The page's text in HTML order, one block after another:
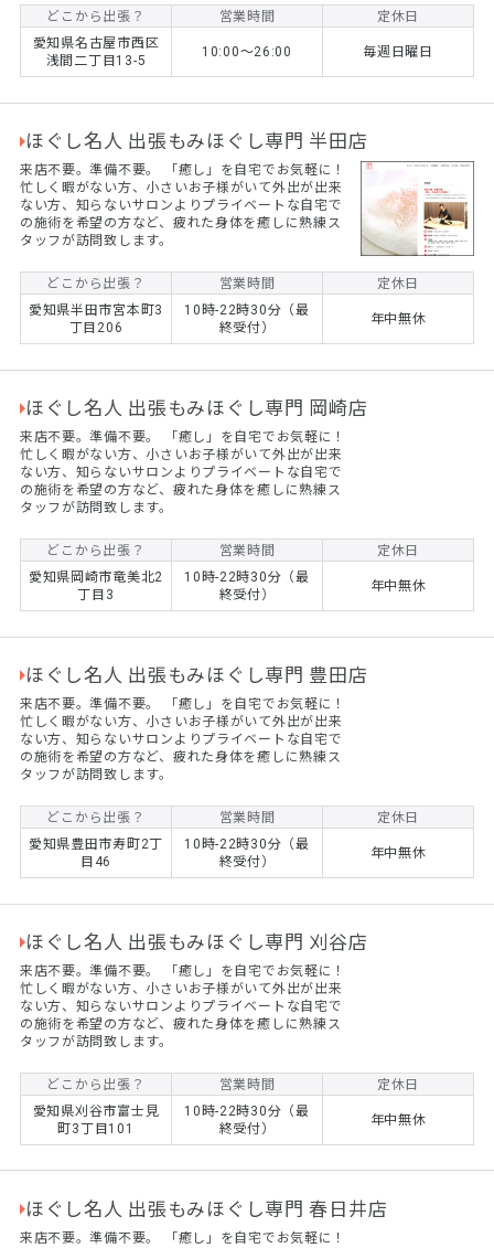
を迎えることができました。 オープンから延１万
9000人以上の身体をストレッチしてきたメンテナン
スのプロだからこそ出来るこだわりの技術で あなた
の大切なお身体の不安に真摯に向き合い、元気で楽
しく前向きな生活をしていただく為の身体作りを実
どこから出張？ 営業時間
定休日
愛知県名古屋市西区
浅間二丁目13-5
10:00〜26:00 毎週日曜日
ほぐし名人 出張もみほぐし専門 半田店
来店不要。準備不要。 ​「癒し」を自宅でお気軽に！
忙しく暇がない方、小さいお子様がいて外出が出来
ない方、知らないサロンよりプライベートな自宅で
の施術を希望の方など、疲れた身体を癒しに熟練ス
タッフが訪問致します。
どこから出張？ 営業時間
定休日
愛知県半田市宮本町3
丁目206
10時-22時30分（最
終受付）
年中無休
ほぐし名人 出張もみほぐし専門 岡崎店
来店不要。準備不要。 ​「癒し」を自宅でお気軽に！
忙しく暇がない方、小さいお子様がいて外出が出来
ない方、知らないサロンよりプライベートな自宅で
の施術を希望の方など、疲れた身体を癒しに熟練ス
タッフが訪問致します。
どこから出張？ 営業時間
定休日
愛知県岡崎市竜美北2
丁目3
10時-22時30分（最
終受付）
年中無休
ほぐし名人 出張もみほぐし専門 豊田店
来店不要。準備不要。 ​「癒し」を自宅でお気軽に！
忙しく暇がない方、小さいお子様がいて外出が出来
ない方、知らないサロンよりプライベートな自宅で
の施術を希望の方など、疲れた身体を癒しに熟練ス
タッフが訪問致します。
どこから出張？ 営業時間
定休日
愛知県豊田市寿町2丁
目46
10時-22時30分（最
終受付）
年中無休
ほぐし名人 出張もみほぐし専門 刈谷店
来店不要。準備不要。 ​「癒し」を自宅でお気軽に！
忙しく暇がない方、小さいお子様がいて外出が出来
ない方、知らないサロンよりプライベートな自宅で
の施術を希望の方など、疲れた身体を癒しに熟練ス
タッフが訪問致します。
どこから出張？ 営業時間
定休日
愛知県刈谷市富士見
町3丁目101
10時-22時30分（最
終受付）
年中無休
ほぐし名人 出張もみほぐし専門 春日井店
来店不要。準備不要。 ​「癒し」を自宅でお気軽に！